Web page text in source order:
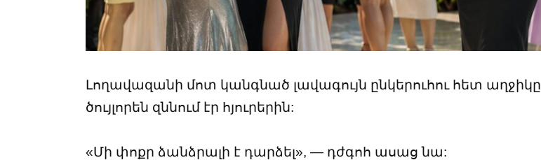
Լողավազանի մոտ կանգնած լավագույն ընկերուհու հետ աղջիկը
ծույլորեն զննում էր հյուրերին:
«Մի փոքր ձանձրալի է դարձել», — դժգոհ ասաց նա: